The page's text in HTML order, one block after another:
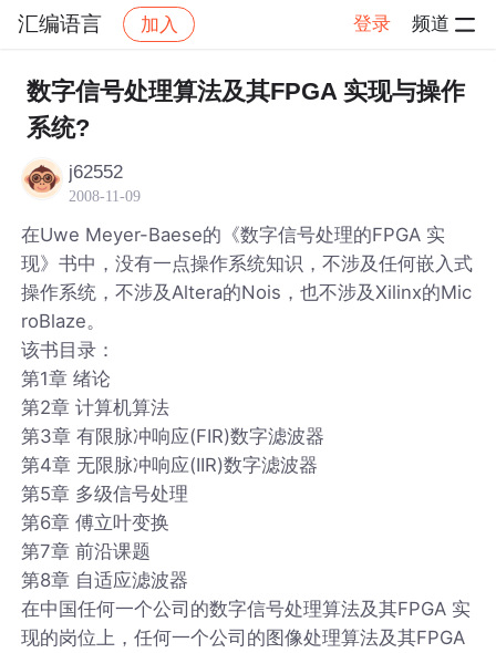
汇编语言 加入 登录 频道
社区 汇编语言 帖子详情
数字信号处理算法及其FPGA 实现与操作
系统?
j62552
2008-11-09
在Uwe Meyer-Baese的《数字信号处理的FPGA 实
现》书中，没有一点操作系统知识，不涉及任何嵌入式
操作系统，不涉及Altera的Nois，也不涉及Xilinx的Mic
roBlaze。
该书目录：
第1章 绪论
第2章 计算机算法
第3章 有限脉冲响应(FIR)数字滤波器
第4章 无限脉冲响应(IIR)数字滤波器
第5章 多级信号处理
第6章 傅立叶变换
第7章 前沿课题
第8章 自适应滤波器
在中国任何一个公司的数字信号处理算法及其FPGA 实
现的岗位上，任何一个公司的图像处理算法及其FPGA